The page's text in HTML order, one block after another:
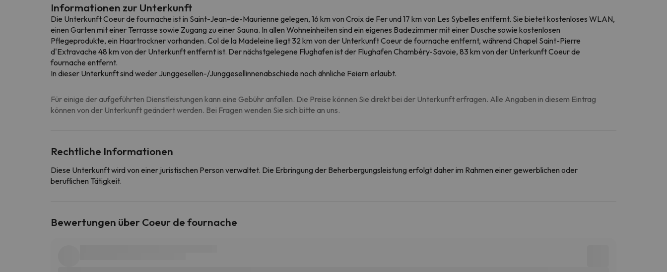
Informationen zur Unterkunft
Die Unterkunft Coeur de fournache ist in Saint-Jean-de-Maurienne gelegen, 16 km von Croix de Fer und 17 km von Les Sybelles entfernt. Sie bietet kostenloses WLAN,
einen Garten mit einer Terrasse sowie Zugang zu einer Sauna. In allen Wohneinheiten sind ein eigenes Badezimmer mit einer Dusche sowie kostenlosen
Pflegeprodukte, ein Haartrockner vorhanden. Col de la Madeleine liegt 32 km von der Unterkunft Coeur de fournache entfernt, während Chapel Saint-Pierre
d'Extravache 48 km von der Unterkunft entfernt ist. Der nächstgelegene Flughafen ist der Flughafen Chambéry-Savoie, 83 km von der Unterkunft Coeur de
fournache entfernt.
In dieser Unterkunft sind weder Junggesellen-/Junggesellinnenabschiede noch ähnliche Feiern erlaubt.
Für einige der aufgeführten Dienstleistungen kann eine Gebühr anfallen. Die Preise können Sie direkt bei der Unterkunft erfragen. Alle Angaben in diesem Eintrag
können von der Unterkunft geändert werden. Bei Fragen wenden Sie sich bitte an uns.
Rechtliche Informationen
Diese Unterkunft wird von einer juristischen Person verwaltet. Die Erbringung der Beherbergungsleistung erfolgt daher im Rahmen einer gewerblichen oder
beruflichen Tätigkeit.
Bewertungen über Coeur de fournache